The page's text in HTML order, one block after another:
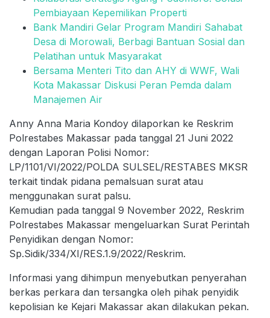
Pembiayaan Kepemilikan Properti
Bank Mandiri Gelar Program Mandiri Sahabat
Desa di Morowali, Berbagi Bantuan Sosial dan
Pelatihan untuk Masyarakat
Bersama Menteri Tito dan AHY di WWF, Wali
Kota Makassar Diskusi Peran Pemda dalam
Manajemen Air
Anny Anna Maria Kondoy dilaporkan ke Reskrim
Polrestabes Makassar pada tanggal 21 Juni 2022
dengan Laporan Polisi Nomor:
LP/1101/VI/2022/POLDA SULSEL/RESTABES MKSR
terkait tindak pidana pemalsuan surat atau
menggunakan surat palsu.
Kemudian pada tanggal 9 November 2022, Reskrim
Polrestabes Makassar mengeluarkan Surat Perintah
Penyidikan dengan Nomor:
Sp.Sidik/334/XI/RES.1.9/2022/Reskrim.
Informasi yang dihimpun menyebutkan penyerahan
berkas perkara dan tersangka oleh pihak penyidik
kepolisian ke Kejari Makassar akan dilakukan pekan.